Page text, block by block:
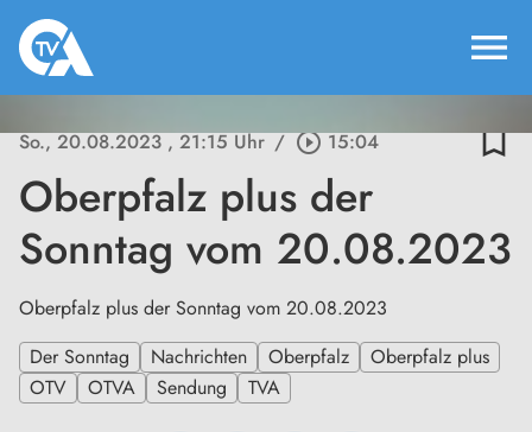
menu
So., 20.08.2023, 21:15 Uhr / play_circle_outline15:04 bookmark_border
Oberpfalz plus der
Sonntag vom 20.08.2023
Oberpfalz plus der Sonntag vom 20.08.2023
Der Sonntag
Nachrichten Oberpfalz
Oberpfalz plus
OTV
OTVA Sendung TVA